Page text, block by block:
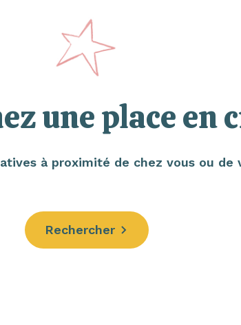
une place en
à proximité de chez vous ou
Rechercher